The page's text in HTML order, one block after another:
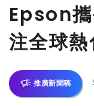
Epson
注全球熱
推廣新聞稿